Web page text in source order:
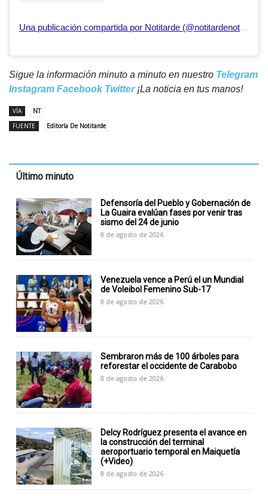
Una publicación compartida por Notitarde (@notitardenoticias)
Sigue la información minuto a minuto en nuestro Telegram
Instagram Facebook Twitter¡La noticia en tus manos!
VÍA
NT
FUENTE
Editoría De Notitarde
Último minuto
Defensoría del Pueblo y Gobernación de
La Guaira evalúan fases por venir tras
sismo del 24 de junio
8 de agosto de 2026
Venezuela vence a Perú el un Mundial
de Voleibol Femenino Sub-17
8 de agosto de 2026
Sembraron más de 100 árboles para
reforestar el occidente de Carabobo
8 de agosto de 2026
Delcy Rodríguez presenta el avance en
la construcción del terminal
aeroportuario temporal en Maiquetía
(+Video)
8 de agosto de 2026